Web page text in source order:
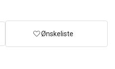
Ønskeliste